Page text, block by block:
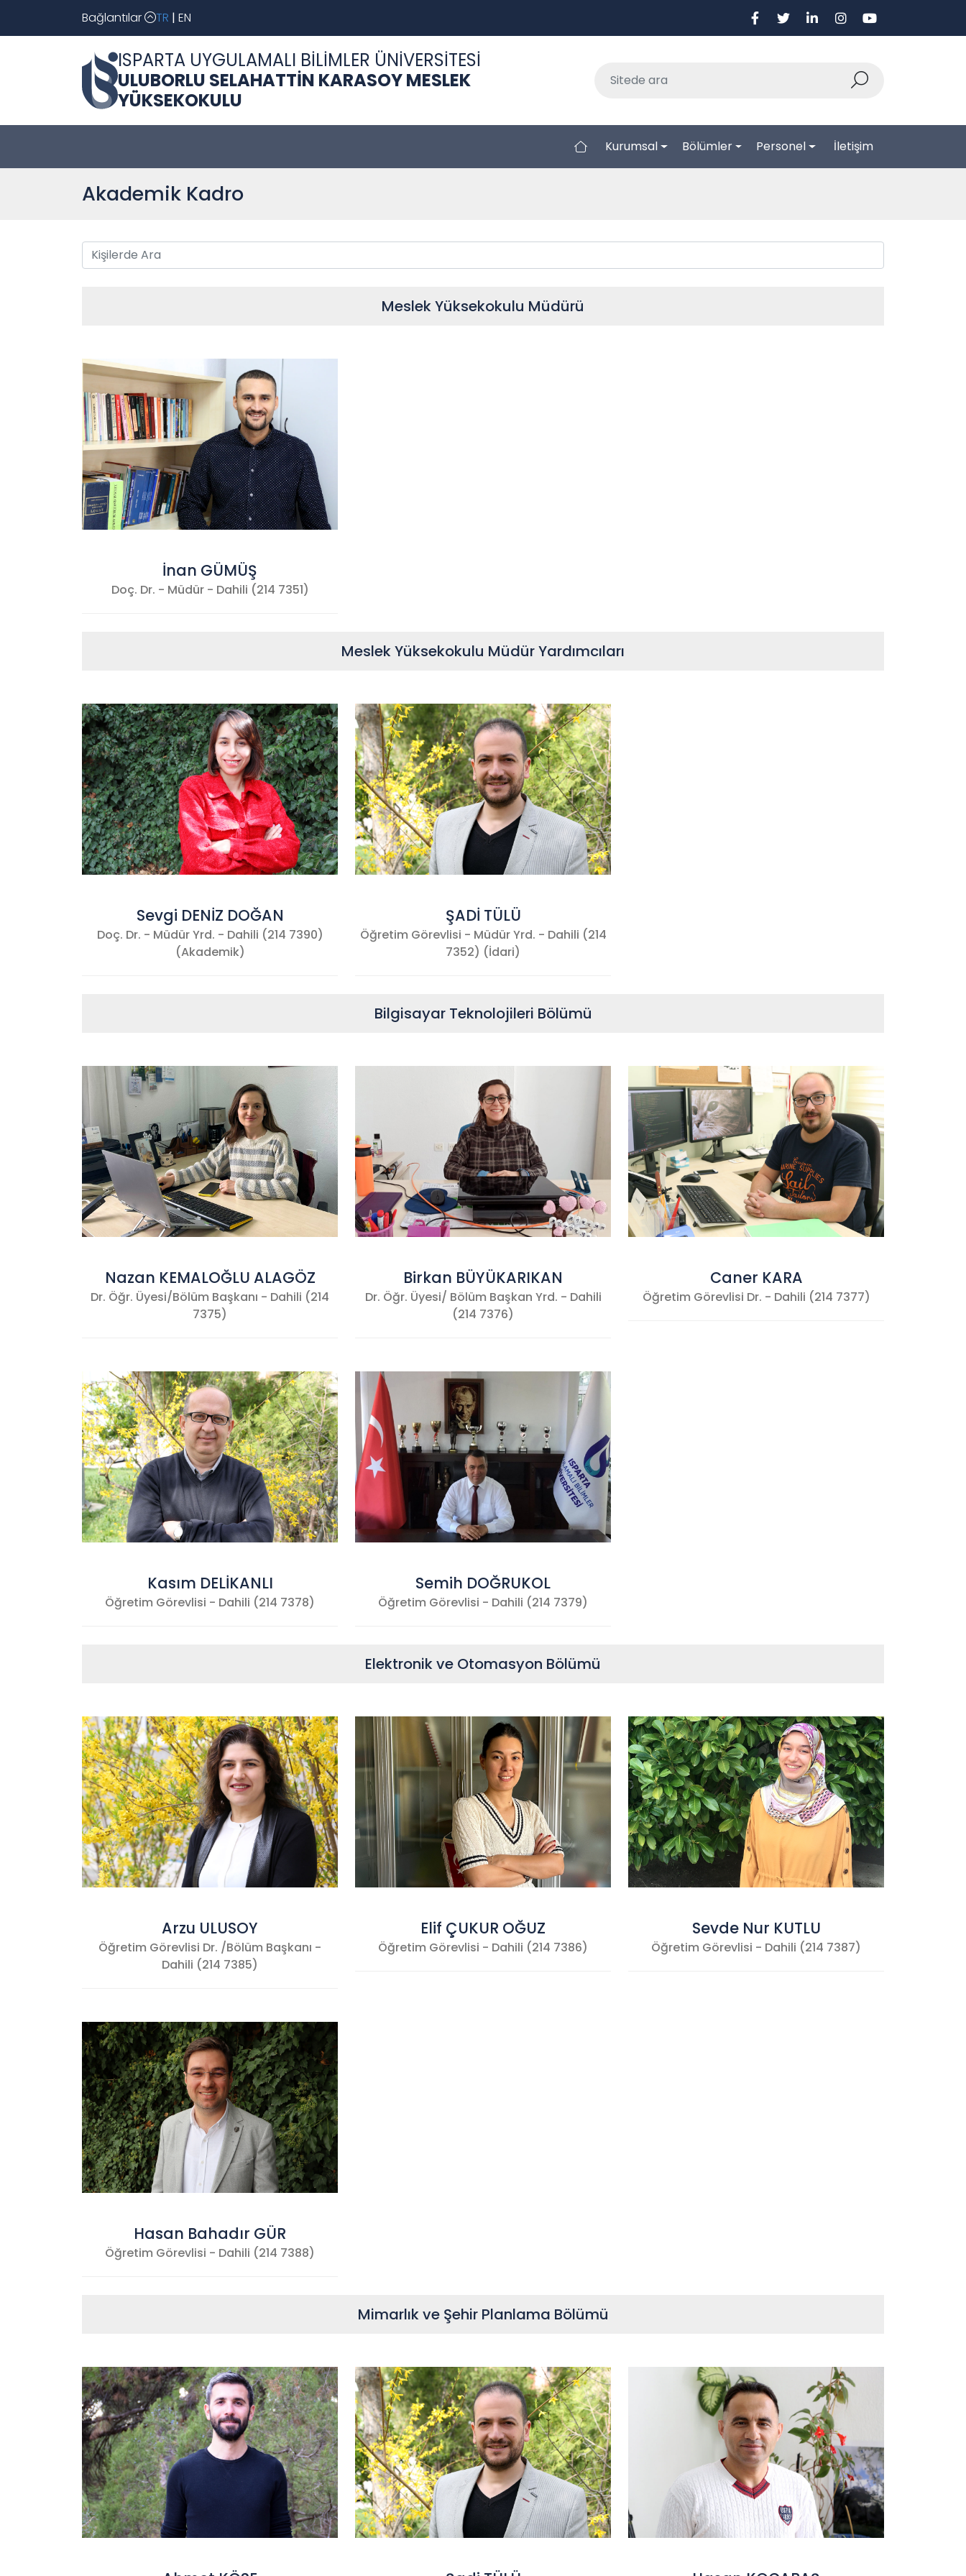
Bağlantılar TR | EN
ISPARTA UYGULAMALI BİLİMLER ÜNİVERSİTESİ
ULUBORLU SELAHATTİN KARASOY MESLEK
YÜKSEKOKULU
Kurumsal Bölümler Personel İletişim
Akademik Kadro
Meslek Yüksekokulu Müdürü
İnan GÜMÜŞ
Doç. Dr. - Müdür - Dahili (214 7351)
Meslek Yüksekokulu Müdür Yardımcıları
Sevgi DENİZ DOĞAN
Doç. Dr. - Müdür Yrd. - Dahili (214 7390)
(Akademik)
ŞADİ TÜLÜ
Öğretim Görevlisi - Müdür Yrd. - Dahili (214
7352) (İdari)
Bilgisayar Teknolojileri Bölümü
Nazan KEMALOĞLU ALAGÖZ
Dr. Öğr. Üyesi/Bölüm Başkanı - Dahili (214
7375)
Birkan BÜYÜKARIKAN
Dr. Öğr. Üyesi/ Bölüm Başkan Yrd. - Dahili
(214 7376)
Caner KARA
Öğretim Görevlisi Dr. - Dahili (214 7377)
Kasım DELİKANLI
Öğretim Görevlisi - Dahili (214 7378)
Semih DOĞRUKOL
Öğretim Görevlisi - Dahili (214 7379)
Elektronik ve Otomasyon Bölümü
Arzu ULUSOY
Öğretim Görevlisi Dr. /Bölüm Başkanı -
Dahili (214 7385)
Elif ÇUKUR OĞUZ
Öğretim Görevlisi - Dahili (214 7386)
Sevde Nur KUTLU
Öğretim Görevlisi - Dahili (214 7387)
Hasan Bahadır GÜR
Öğretim Görevlisi - Dahili (214 7388)
Mimarlık ve Şehir Planlama Bölümü